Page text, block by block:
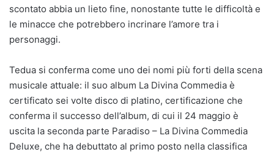
scontato abbia un lieto fine, nonostante tutte le difficoltà e
le minacce che potrebbero incrinare l’amore tra i
personaggi.
Tedua si conferma come uno dei nomi più forti della scena
musicale attuale: il suo album La Divina Commedia è
certificato sei volte disco di platino, certificazione che
conferma il successo dell’album, di cui il 24 maggio è
uscita la seconda parte Paradiso – La Divina Commedia
Deluxe, che ha debuttato al primo posto nella classifica